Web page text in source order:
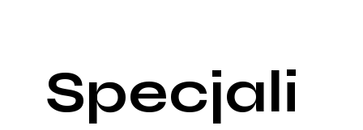
Specjali